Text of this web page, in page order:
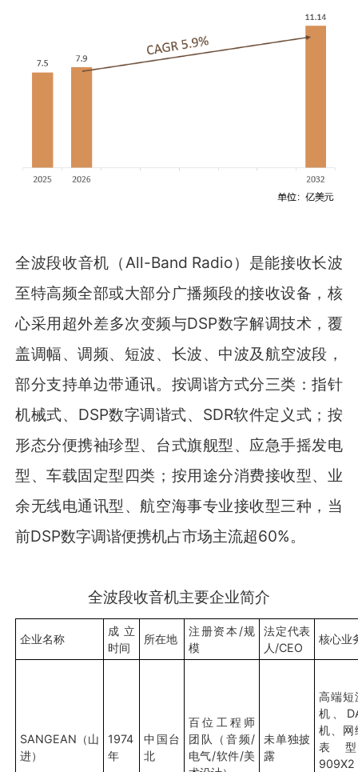
全波段收音机（All-Band Radio）是能接收长波
至特高频全部或大部分广播频段的接收设备，核
心采用超外差多次变频与DSP数字解调技术，覆
盖调幅、调频、短波、长波、中波及航空波段，
部分支持单边带通讯。按调谐方式分三类：指针
机械式、DSP数字调谐式、SDR软件定义式；按
形态分便携袖珍型、台式旗舰型、应急手摇发电
型、车载固定型四类；按用途分消费接收型、业
余无线电通讯型、航空海事专业接收型三种，当
前DSP数字调谐便携机占市场主流超60%。
全波段收音机主要企业简介
企业名称
成立
时间
所在地
注册资本/规
模
法定代表
人/CEO
核心业
SANGEAN（山
进）
1974
年
中国台
北
百位工程师
团队（音频/
电气/软件/美
未单独披
露
高端短
机、
机、网
表